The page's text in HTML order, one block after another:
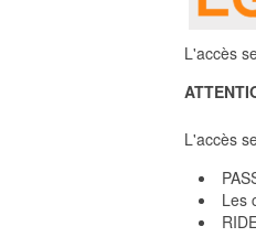
L'accès
L'accès
Les